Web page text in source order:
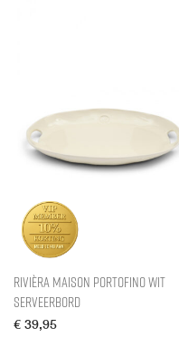
Rivièra Maison Portofino Wit
Serveerbord
€ 39,95